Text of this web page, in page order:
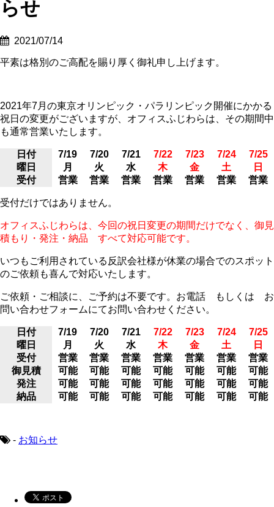
らせ
2021/07/14
平素は格別のご高配を賜り厚く御礼申し上げます。
2021年7月の東京オリンピック・パラリンピック開催にかかる
祝日の変更がございますが、オフィスふじわらは、その期間中
も通常営業いたします。
日付 7/19 7/20 7/21 7/22 7/23 7/24
7/25
曜日
月 火 水 木 金 土
日
受付
営業 営業 営業 営業 営業 営業 営業
受付だけではありません。
オフィスふじわらは、今回の祝日変更の期間だけでなく、御見
積もり・発注・納品 すべて対応可能です。
いつもご利用されている反訳会社様が休業の場合でのスポット
のご依頼も喜んで対応いたします。
ご依頼・ご相談に、ご予約は不要です。お電話 もしくは お
問い合わせフォームにてお問い合わせください。
日付 7/19 7/20 7/21 7/22 7/23 7/24
7/25
曜日
月 火 水 木 金 土
日
受付
営業 営業 営業 営業 営業 営業
営業
御見積
可能 可能 可能 可能 可能 可能
可能
発注
可能 可能 可能 可能 可能 可能
可能
納品
可能 可能 可能 可能 可能 可能 可能
- お知らせ